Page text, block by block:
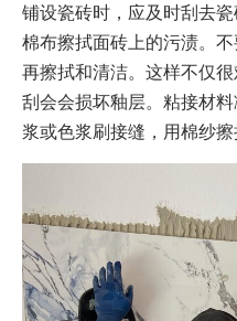
铺设瓷砖时，应及时刮去
棉布擦拭面砖上的污渍。
再擦拭和清洁。这样不仅
刮会会损坏釉层。粘接材
浆或色浆刷接缝，用棉纱擦